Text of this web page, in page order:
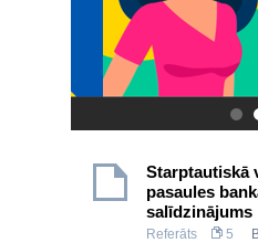
Starptautiskā
pasaules
salīdzinājums
Referāts 5